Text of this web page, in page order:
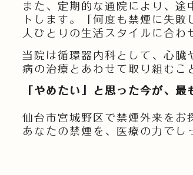
また、定期的な通院により、
トします。「何度も禁煙に失
人ひとりの生活スタイルに合わ
当院は循環器内科として、心臓
病の治療とあわせて取り組むこ
「やめたい」と思った今が、最
仙台市宮城野区で禁煙外来を
あなたの禁煙を、医療の力でし